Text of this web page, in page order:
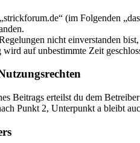
(im Folgenden
nicht einverstanden
auf unbestimmte Zeit
Beitrags erteilst du dem
Punkt 2, Unterpunkt a bleibt